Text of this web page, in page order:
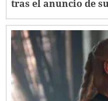
tras el anuncio de